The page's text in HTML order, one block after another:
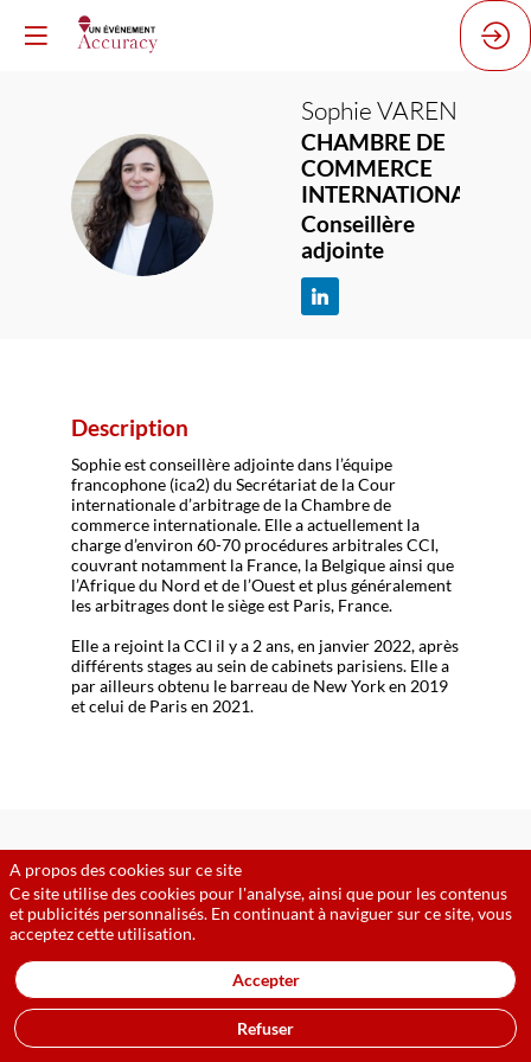
SV
Sophie VARENNE
CHAMBRE DE
COMMERCE
INTERNATIONALE
Conseillère
adjointe
Description
Sophie est conseillère adjointe dans l’équipe
francophone (ica2) du Secrétariat de la Cour
internationale d’arbitrage de la Chambre de
commerce internationale. Elle a actuellement la
charge d’environ 60-70 procédures arbitrales CCI,
couvrant notamment la France, la Belgique ainsi que
l’Afrique du Nord et de l’Ouest et plus généralement
les arbitrages dont le siège est Paris, France.
Elle a rejoint la CCI il y a 2 ans, en janvier 2022, après
différents stages au sein de cabinets parisiens. Elle a
par ailleurs obtenu le barreau de New York en 2019
et celui de Paris en 2021.
Ses
sessions
Retrouvez la liste de toutes les sessions
présentées par ce speaker pour ne manquer
aucune de ses interventions.
A propos des cookies sur ce site
Ce site utilise des cookies pour l'analyse, ainsi que pour les contenus
et publicités personnalisés. En continuant à naviguer sur ce site, vous
acceptez cette utilisation.
Accepter
Refuser